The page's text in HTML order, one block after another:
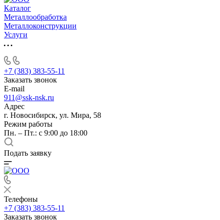
Каталог
Металлообработка
Металлоконструкции
Услуги
+7 (383) 383-55-11
Заказать звонок
E-mail
911@ssk-nsk.ru
Адрес
г. Новосибирск, ул. Мира, 58
Режим работы
Пн. – Пт.: с 9:00 до 18:00
Подать заявку
Телефоны
+7 (383) 383-55-11
Заказать звонок